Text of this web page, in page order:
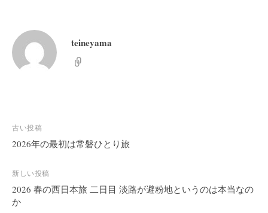
teineyama
投
稿
ビ
ゲ
ー
古い投稿
2026年の最初は常磐ひとり旅
新しい投稿
2026 春の西日本旅 二日目 淡路が避粉地というのは本当なの
か